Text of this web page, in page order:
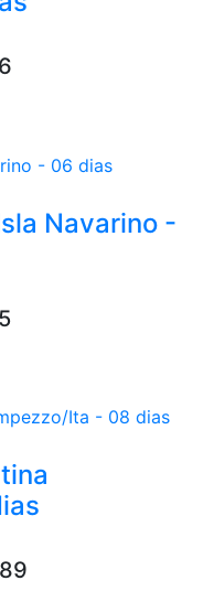
Navarino -